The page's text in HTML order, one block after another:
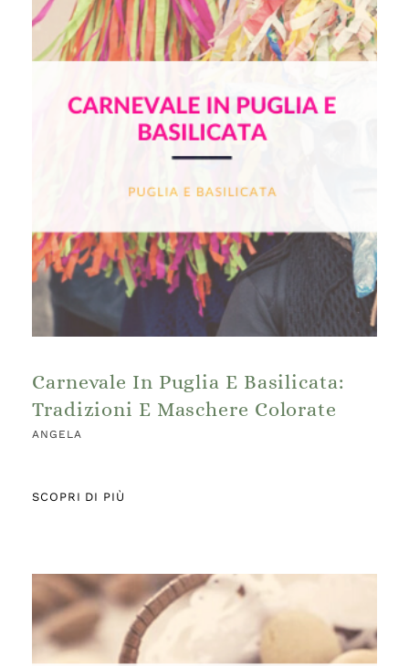
Carnevale In Puglia E Basilicata:
Tradizioni E Maschere Colorate
ANGELA
SCOPRI DI PIÙ